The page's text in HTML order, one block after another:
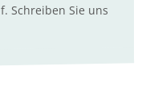
Schreiben Sie uns